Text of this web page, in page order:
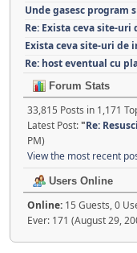
Unde gasesc program
Re: Exista ceva site-
Exista ceva site-uri de
Re: host eventual cu
Forum Stats
33,815 Posts in 1,171
Latest Post:"Re:
PM)
View the most recent
Users Online
Online: 15 Guests, 0
Ever: 171 (August 29,